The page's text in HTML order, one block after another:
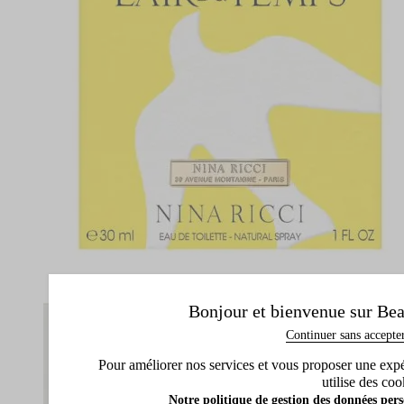
Bonjour et bienvenue sur
Continuer sans
Pour améliorer nos services et vous proposer une
utilise des
Notre politique de gestion des données